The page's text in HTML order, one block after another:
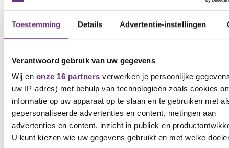
Toestemming Details Advertentie-instellingen
Verantwoord gebruik van uw gegevens
Wij en onze 16 partners verwerken je persoonlijke
uw IP-adres) met behulp van technologieën zoals cookies
informatie op uw apparaat op te slaan en te gebruiken met
gepersonaliseerde advertenties en content, metingen aan
advertenties en content, inzicht in publiek en
U kunt kiezen wie uw gegevens gebruikt en met welke
Auke Wietze Bosma
bestuurder CNV Vakmensen
M: 06 8192 0453
E:a.bosma@cnv.nl
Downloads
(.pdf)